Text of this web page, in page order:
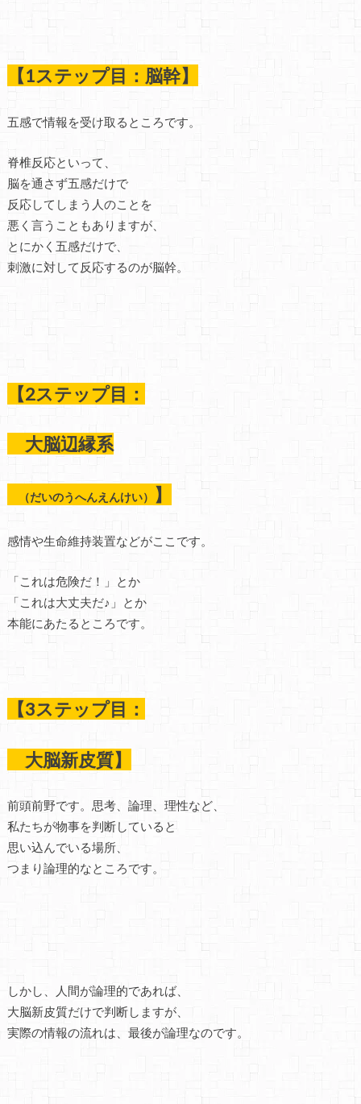
【1ステップ目：脳幹】
五感で情報を受け取るところです。
脊椎反応といって、
脳を通さず五感だけで
反応してしまう人のことを
悪く言うこともありますが、
とにかく五感だけで、
刺激に対して反応するのが脳幹。
【2ステップ目：
大脳辺縁系
（だいのうへんえんけい） 】
感情や生命維持装置などがここです。
「これは危険だ！」とか
「これは大丈夫だ♪」とか
本能にあたるところです。
【3ステップ目：
大脳新皮質】
前頭前野です。思考、論理、理性など、
私たちが物事を判断していると
思い込んでいる場所、
つまり論理的なところです。
しかし、人間が論理的であれば、
大脳新皮質だけで判断しますが、
実際の情報の流れは、最後が論理なのです。